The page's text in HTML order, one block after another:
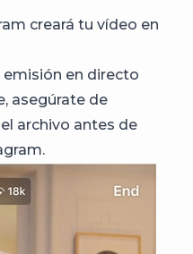
creará tu vídeo en
en directo
asegúrate de
archivo antes de